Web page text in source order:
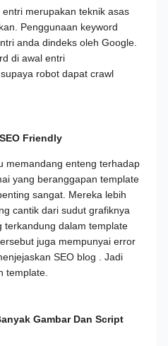
merupakan teknik asas
Penggunaan keyword
anda dindeks oleh Google.
di awal entri
robot dapat crawl
Friendly
memandang enteng terhadap
yang beranggapan template
sangat. Mereka lebih
cantik dari sudut grafiknya
terkandung dalam template
juga mempunyai error
SEO blog . Jadi
template.
Gambar Dan Script